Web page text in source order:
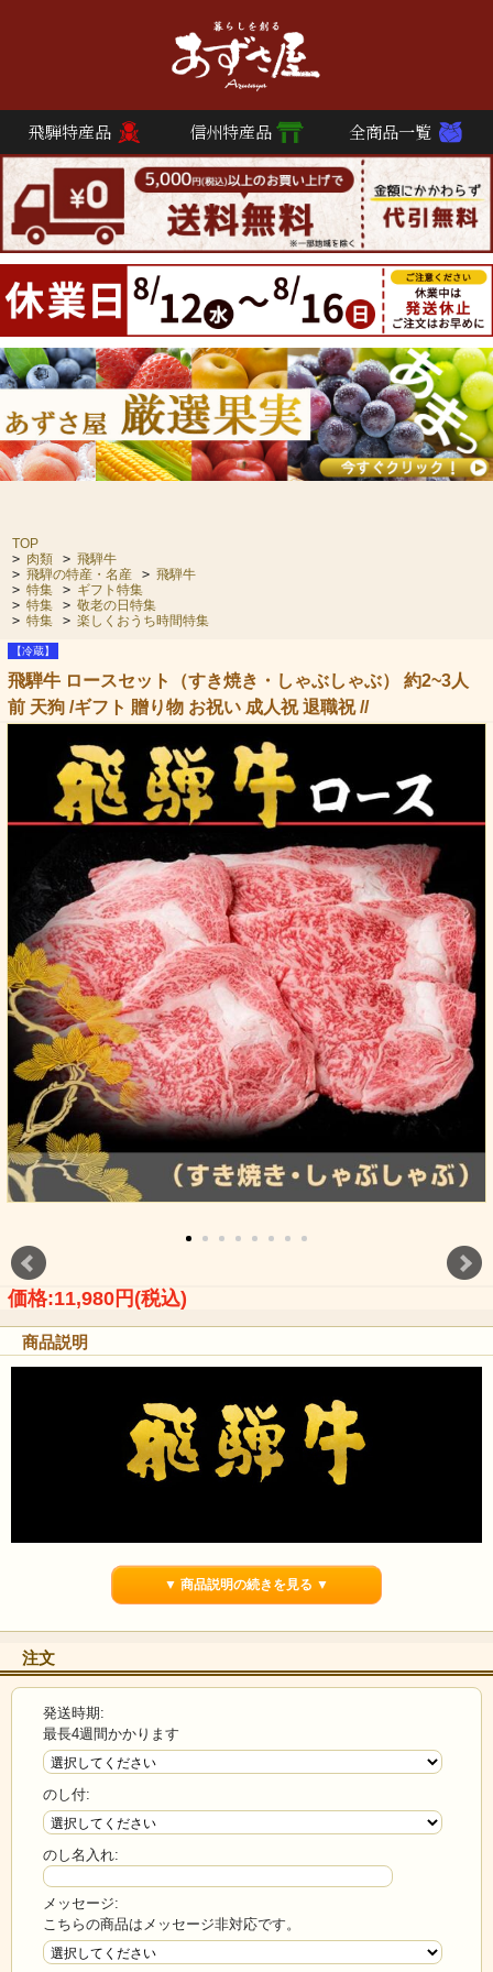
飛騨特産品 信州特産品 全商品一覧
TOP
> 肉類 > 飛騨牛
> 飛騨の特産・名産 > 飛騨牛
> 特集 > ギフト特集
> 特集 > 敬老の日特集
> 特集 > 楽しくおうち時間特集
【冷蔵】
飛騨牛 ロースセット（すき焼き・しゃぶしゃぶ） 約2~3人
前 天狗 /ギフト 贈り物 お祝い 成人祝 退職祝 //
価格:11,980円(税込)
商品説明
山紫水明と謳われる飛騨盆地で、のんびりと育った飛騨牛の味わ
いはまさに絶品。優れた知識・管理・技術の実績がある岐阜県の
精肉店「天狗」より、最高級の牛肉と称される飛騨の逸品、飛騨
牛をお届けします。
ほどよい霜降り、柔らかさ、とろけるような食感、どれをとって
も一級品！ご家族様の特別な日に、ぜひ飛騨牛をお楽しみ下さ
▼ 商品説明の続きを見る ▼
注文
発送時期:
最長4週間かかります
のし付:
のし名入れ:
メッセージ:
こちらの商品はメッセージ非対応です。